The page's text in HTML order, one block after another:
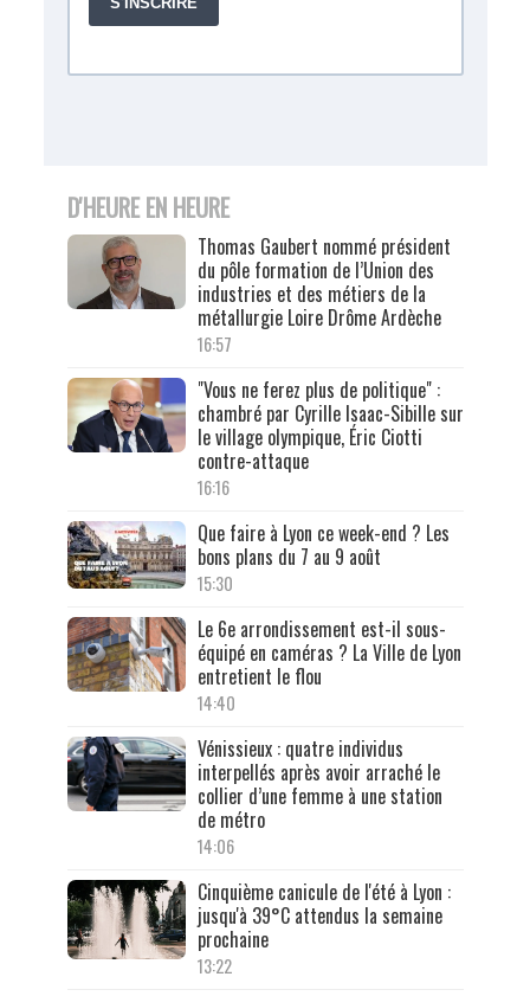
D'HEURE EN HEURE
Thomas Gaubert nommé président
du pôle formation de l’Union des
industries et des métiers de la
métallurgie Loire Drôme Ardèche
16:57
"Vous ne ferez plus de politique" :
chambré par Cyrille Isaac-Sibille sur
le village olympique, Éric Ciotti
contre-attaque
16:16
Que faire à Lyon ce week-end ? Les
bons plans du 7 au 9 août
15:30
Le 6e arrondissement est-il sous-
équipé en caméras ? La Ville de Lyon
entretient le flou
14:40
Vénissieux : quatre individus
interpellés après avoir arraché le
collier d’une femme à une station
de métro
14:06
Cinquième canicule de l'été à Lyon :
jusqu'à 39°C attendus la semaine
prochaine
13:22